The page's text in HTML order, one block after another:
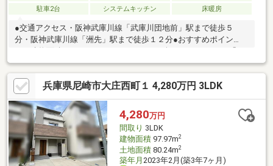
駐車2台
システムキッチン 床暖房
●交通アクセス・阪神武庫川線「武庫川団地前」駅まで徒歩５
分・阪神武庫川線「洲先」駅まで徒歩１２分●おすすめポイン
ＬＤＫ」の間取り。・会話が弾む対面式キッチン。食器洗乾燥
機、浄水器付き。・床暖房（リビング・ダイニング部分）、浴室
換気乾燥暖房機付き。・全居室＋ＬＤＫ、１階廊下部分、洗面所
に収納付き。・駐車スペース２台（サイズ制限あり）。●周辺環
境・ローソン西宮高須町一丁目店まで４０ｍ（徒歩１分）・マッ
クスバリュー西宮上田店まで４３０ｍ（徒歩６分）・ドラッグユ
タカ西宮高須店まで４１０ｍ（徒歩６分）
兵庫県尼崎市大庄西町１ 4,280万円 3LDK
4,280万円
間取り 3LDK
建物面積97.97m2
土地面積80.24m2
築年月 2023年2月(築3年7ヶ月)